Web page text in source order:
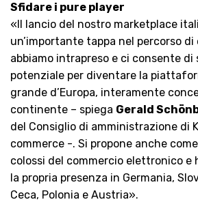
Sfidare i pure player
«Il lancio del nostro marketplace
un’importante tappa nel percorso di
abbiamo intrapreso e ci consente
potenziale per diventare la
grande d’Europa, interamente
continente – spiega Gerald
del Consiglio di amministrazione di
commerce -. Si propone anche
colossi del commercio elettronico e
la propria presenza in Germania,
Ceca, Polonia e Austria».